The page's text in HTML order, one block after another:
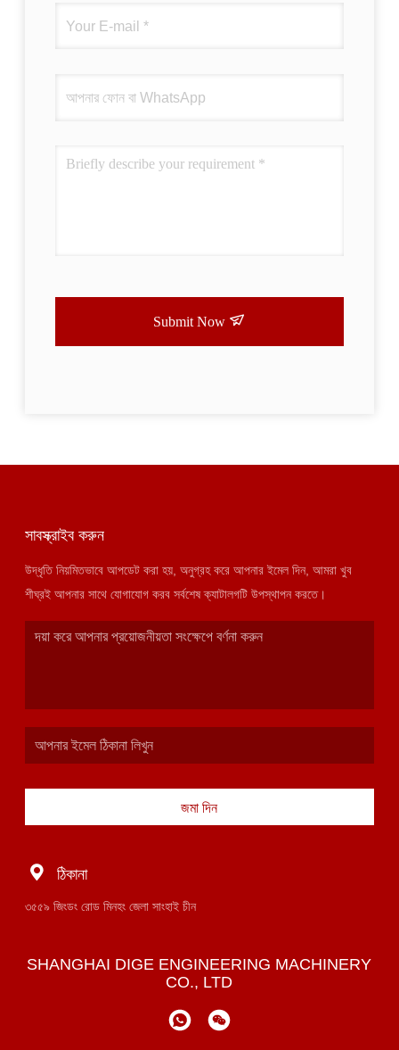
Submit Now
সাবস্ক্রাইব করুন
উদ্ধৃতি নিয়মিতভাবে আপডেট করা হয়, অনুগ্রহ করে আপনার ইমেল দিন, আমরা খুব
শীঘ্রই আপনার সাথে যোগাযোগ করব সর্বশেষ ক্যাটালগটি উপস্থাপন করতে।
জমা দিন
ঠিকানা
৩৫৫৯ জিংডং রোড মিনহং জেলা সাংহাই চীন
SHANGHAI DIGE ENGINEERING MACHINERY
CO., LTD